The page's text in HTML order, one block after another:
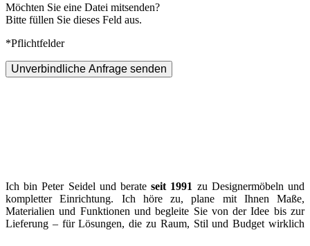
Möchten Sie eine Datei mitsenden?
Bitte füllen Sie dieses Feld aus.
*Pflichtfelder
Unverbindliche Anfrage senden
Ich bin Peter Seidel und berateseit 1991 zu Designermöbeln und
kompletter Einrichtung. Ich höre zu, plane mit Ihnen Maße,
Materialien und Funktionen und begleite Sie von der Idee bis zur
Lieferung – für Lösungen, die zu Raum, Stil und Budget wirklich